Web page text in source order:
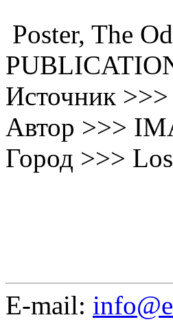
Poster, The
Источник
Автор >>>
Город >>>
E-mail: